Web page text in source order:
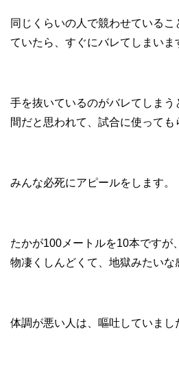
同じくらいの人で競わせている
ていたら、すぐにバレてしまいま
手を抜いているのがバレてしまう
間だと思われて、試合に使っても
みんな必死にアピールをします。
たかが100メートルを10本ですが
物凄くしんどくて、地獄みたいな
体調が悪い人は、嘔吐していまし